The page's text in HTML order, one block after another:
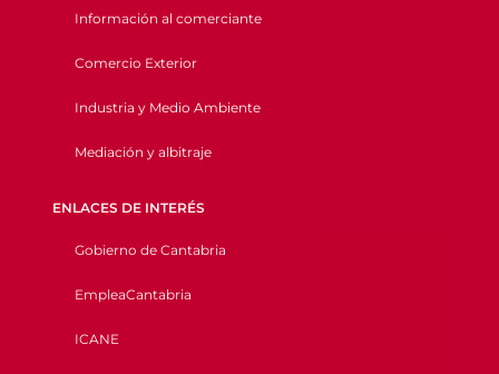
Información al comerciante
Comercio Exterior
Industria y Medio Ambiente
Mediación y albitraje
ENLACES DE INTERÉS
Gobierno de Cantabria
EmpleaCantabria
ICANE